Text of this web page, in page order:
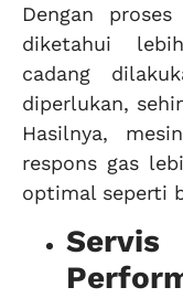
Dengan
diketahui
cadang
diperlukan,
Hasilnya,
respons gas
optimal seperti